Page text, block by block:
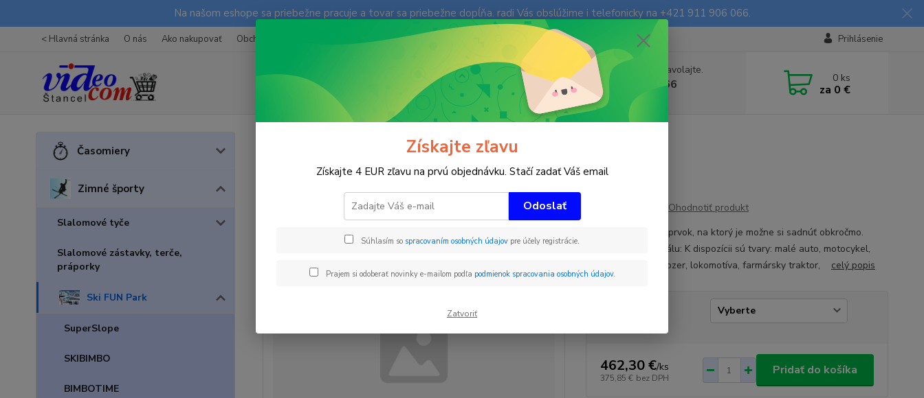
Na našom eshope sa priebežne pracuje a tovar sa priebežne dopĺňa. radi Vás obslúžime i telefonicky na +421 911 906 066.
< Hlavná stránka O nás Ako nakupovať Obchodné podmienky Fotogaléria Ochrana súkromia Blog Prihlásenie
Hľadať
Neviete si rady? Zavolajte.
+421903906066
(Po-Pia, 9-16 hod.)
0 ks
za 0 €
Časomiery
Zimné športy
Slalomové tyče
Slalomové zástavky, terče,
práporky
Ski FUN Park
SuperSlope
SKIBIMBO
BIMBOTIME
Ski FUN Park obkročný prvok
obkročný prvok
Ohodnotiť produkt
Trojdimenzionálny prvok, na ktorý je možne si sadnúť obkročmo.
Vyrobené z materiálu: K dispozícii sú tvary: malé auto, motocykel,
skúter, vláčik, buldozer, lokomotíva, farmársky traktor, celý popis
462,30 €/ks
375,85 € bez DPH
Pridať do košíka
Získajte zľavu
Získajte 4 EUR zľavu na prvú objednávku. Stačí zadať Váš email
Odoslať
Súhlasím so spracovaním osobných údajov pre účely registrácie.
Prajem si odoberať novinky e-mailom podľa podmienok spracovania osobných údajov.
Zatvoriť